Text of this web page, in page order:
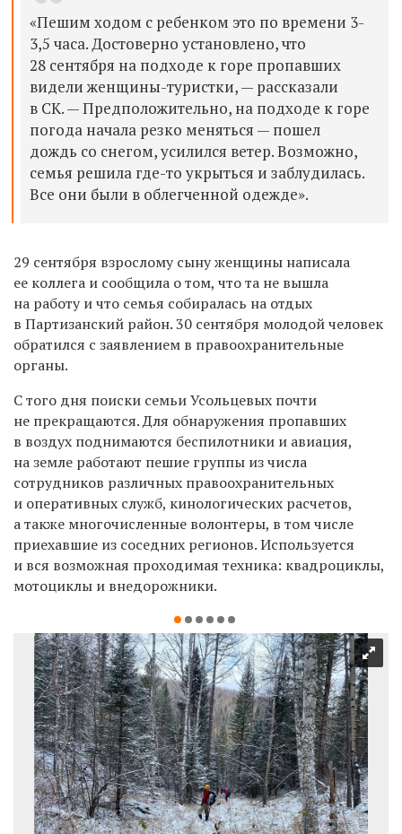
«Пешим ходом с ребенком это по времени 3-
3,5 часа. Достоверно установлено, что
28 сентября на подходе к горе пропавших
видели женщины-туристки, — рассказали
в СК. — Предположительно, на подходе к горе
погода начала резко меняться — пошел
дождь со снегом, усилился ветер. Возможно,
семья решила где-то укрыться и заблудилась.
Все они были в облегченной одежде».
29 сентября взрослому сыну женщины написала
ее коллега и сообщила о том, что та не вышла
на работу и что семья собиралась на отдых
в Партизанский район. 30 сентября молодой человек
обратился с заявлением в правоохранительные
органы.
С того дня поиски семьи Усольцевых почти
не прекращаются. Для обнаружения пропавших
в воздух поднимаются беспилотники и авиация,
на земле работают пешие группы из числа
сотрудников различных правоохранительных
и оперативных служб, кинологических расчетов,
а также многочисленные волонтеры, в том числе
приехавшие из соседних регионов. Используется
и вся возможная проходимая техника: квадроциклы,
мотоциклы и внедорожники.